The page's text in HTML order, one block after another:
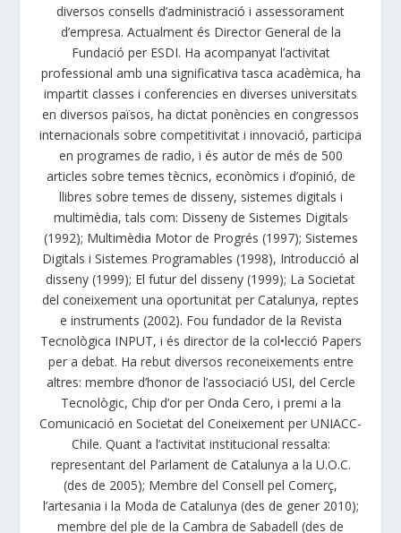
diversos consells d’administració i assessorament
d’empresa. Actualment és Director General de la
Fundació per ESDI. Ha acompanyat l’activitat
professional amb una significativa tasca acadèmica, ha
impartit classes i conferencies en diverses universitats
en diversos països, ha dictat ponències en congressos
internacionals sobre competitivitat i innovació, participa
en programes de radio, i és autor de més de 500
articles sobre temes tècnics, econòmics i d’opinió, de
llibres sobre temes de disseny, sistemes digitals i
multimèdia, tals com: Disseny de Sistemes Digitals
(1992); Multimèdia Motor de Progrés (1997); Sistemes
Digitals i Sistemes Programables (1998), Introducció al
disseny (1999); El futur del disseny (1999); La Societat
del coneixement una oportunitat per Catalunya, reptes
e instruments (2002). Fou fundador de la Revista
Tecnològica INPUT, i és director de la col•lecció Papers
per a debat. Ha rebut diversos reconeixements entre
altres: membre d’honor de l’associació USI, del Cercle
Tecnològic, Chip d’or per Onda Cero, i premi a la
Comunicació en Societat del Coneixement per UNIACC-
Chile. Quant a l’activitat institucional ressalta:
representant del Parlament de Catalunya a la U.O.C.
(des de 2005); Membre del Consell pel Comerç,
l’artesania i la Moda de Catalunya (des de gener 2010);
membre del ple de la Cambra de Sabadell (des de